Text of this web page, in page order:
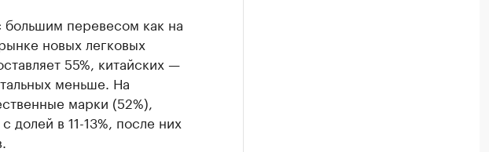
перевесом как на
новых легковых
55%, китайских —
меньше. На
марки (52%),
долей в 11-13%, после них